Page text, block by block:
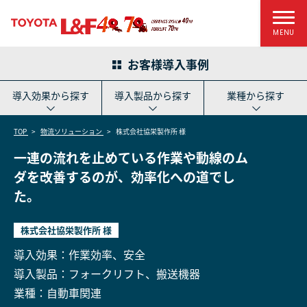
MENU
TOP 物流ソリューション 株式会社協栄製作所 様
お客様導入事例
導入効果から探す 導入製品から探す 業種から探す
一連の流れを止めている作業や動線のム
ダを改善するのが、効率化への道でし
た。
株式会社協栄製作所 様
導入効果：作業効率、安全
導入製品：フォークリフト、搬送機器
業種：自動車関連